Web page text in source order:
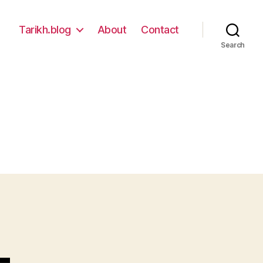
Tarikh.blog About Contact
Search